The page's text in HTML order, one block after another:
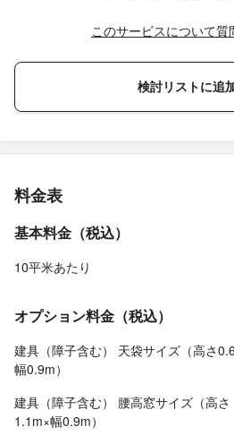
このサービスについて質
検討リストに追
料金表
基本料金（税込）
10平米あたり
オプション料金（税込）
建具（障子含む） 天袋サイズ（高さ
幅0.9m）
建具（障子含む） 腰高窓サイズ（高さ
1.1m×幅0.9m）